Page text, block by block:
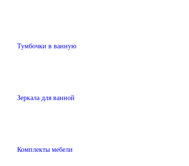
Тумбочки в ванную
Зеркала для ванной
Комплекты мебели